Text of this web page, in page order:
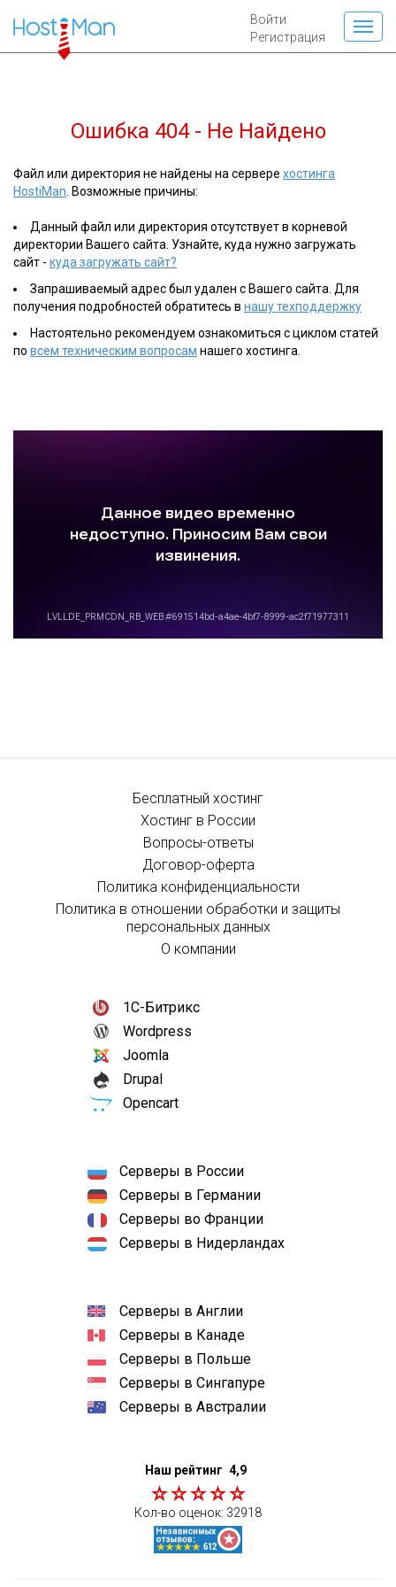
Войти
Регистрация
Ошибка 404 - Не Найдено
Файл или директория не найдены на сервере хостинга
HostiMan . Возможные причины:
Данный файл или директория отсутствует в корневой
директории Вашего сайта. Узнайте, куда нужно загружать
сайт - куда загружать сайт?
Запрашиваемый адрес был удален с Вашего сайта. Для
получения подробностей обратитесь в нашу техподдержку
Настоятельно рекомендуем ознакомиться с циклом статей
по всем техническим вопросам нашего хостинга.
Бесплатный хостинг
Хостинг в России
Вопросы-ответы
Договор-оферта
Политика конфиденциальности
Политика в отношении обработки и защиты
персональных данных
О компании
1С-Битрикс
Wordpress
Joomla
Drupal
Opencart
Серверы в России
Серверы в Германии
Серверы во Франции
Серверы в Нидерландах
Серверы в Англии
Серверы в Канаде
Серверы в Польше
Серверы в Сингапуре
Серверы в Австралии
Наш рейтинг 4,9
Кол-во оценок: 32918